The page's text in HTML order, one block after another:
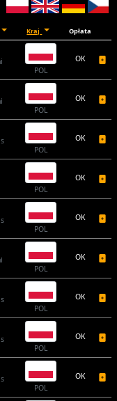
Kraj Opłata
POL
OK
POL
OK
POL
OK
POL
OK
POL
OK
POL
OK
POL
OK
POL
OK
POL
OK